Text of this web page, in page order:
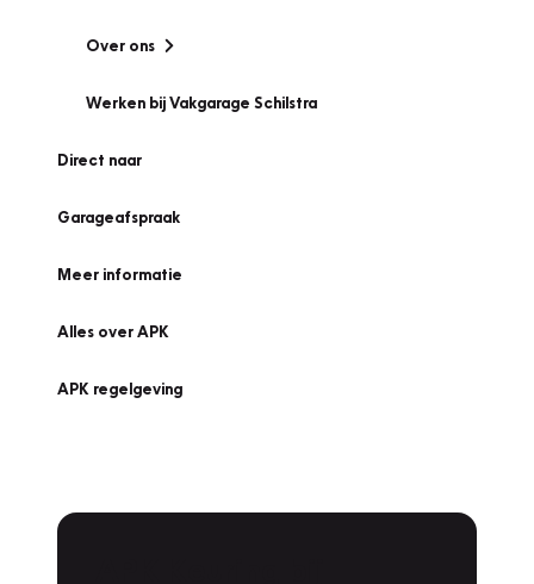
Over ons
Werken bij Vakgarage Schilstra
Direct naar
Garageafspraak
Meer informatie
Alles over APK
APK regelgeving